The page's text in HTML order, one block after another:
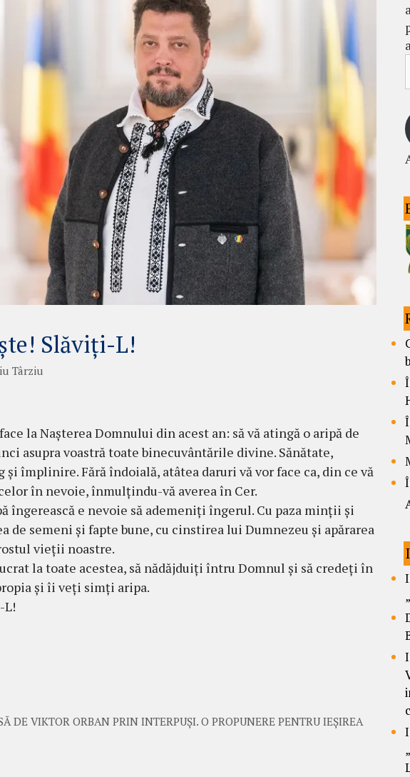
Slăviți-L!
Târziu
la Nașterea Domnului din acest an: să vă atingă o aripă de
asupra voastră toate binecuvântările divine. Sănătate,
și împlinire. Fără îndoială, atâtea daruri vă vor face ca, din ce vă
în nevoie, înmulțindu-vă averea în Cer.
îngerească e nevoie să ademeniți îngerul. Cu paza minții și
de semeni și fapte bune, cu cinstirea lui Dumnezeu și apărarea
vieții noastre.
la toate acestea, să nădăjduiți întru Domnul și să credeți în
și îi veți simți aripa.
L!
DE VIKTOR ORBAN PRIN INTERPUȘI. O PROPUNERE PENTRU IEȘIREA